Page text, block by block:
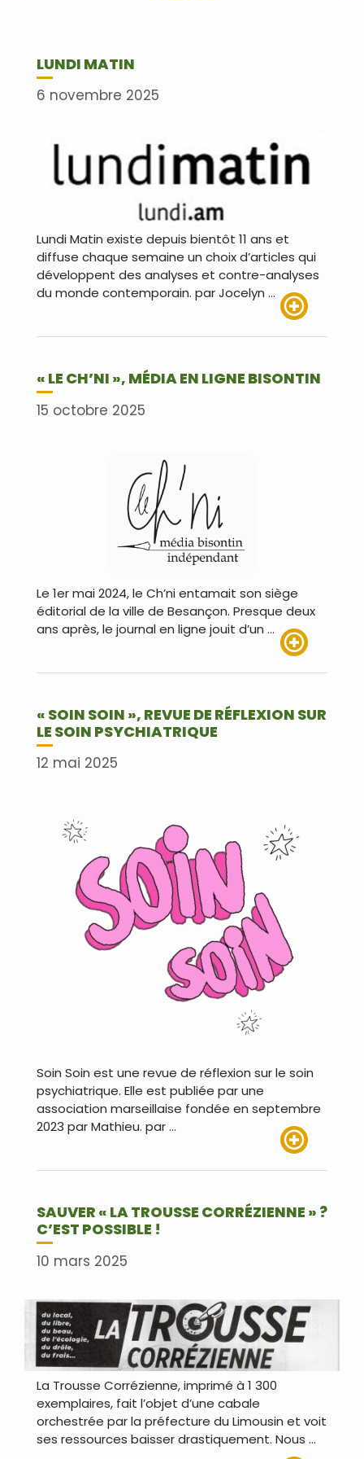
LUNDI MATIN
6 novembre 2025
Lundi Matin existe depuis bientôt 11 ans et
diffuse chaque semaine un choix d’articles qui
développent des analyses et contre-analyses
du monde contemporain. par Jocelyn …
« LE CH’NI », MÉDIA EN LIGNE BISONTIN
15 octobre 2025
Le 1er mai 2024, le Ch’ni entamait son siège
éditorial de la ville de Besançon. Presque deux
ans après, le journal en ligne jouit d’un …
« SOIN SOIN », REVUE DE RÉFLEXION SUR
LE SOIN PSYCHIATRIQUE
12 mai 2025
Soin Soin est une revue de réflexion sur le soin
psychiatrique. Elle est publiée par une
association marseillaise fondée en septembre
2023 par Mathieu. par …
SAUVER « LA TROUSSE CORRÉZIENNE » ?
C’EST POSSIBLE !
10 mars 2025
La Trousse Corrézienne, imprimé à 1 300
exemplaires, fait l’objet d’une cabale
orchestrée par la préfecture du Limousin et voit
ses ressources baisser drastiquement. Nous …